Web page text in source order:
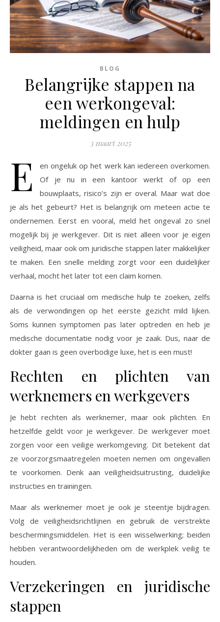
BLOG
Belangrijke stappen na
een werkongeval:
meldingen en hulp
3 maart 2025
E
en ongeluk op het werk kan iedereen overkomen.
Of je nu in een kantoor werkt of op een
bouwplaats, risico’s zijn er overal. Maar wat doe
je als het gebeurt? Het is belangrijk om meteen actie te
ondernemen. Eerst en vooral, meld het ongeval zo snel
mogelijk bij je werkgever. Dit is niet alleen voor je eigen
veiligheid, maar ook om juridische stappen later makkelijker
te maken. Een snelle melding zorgt voor een duidelijker
verhaal, mocht het later tot een claim komen.
Daarna is het cruciaal om medische hulp te zoeken, zelfs
als de verwondingen op het eerste gezicht mild lijken.
Soms kunnen symptomen pas later optreden en heb je
medische documentatie nodig voor je zaak. Dus, naar de
dokter gaan is geen overbodige luxe, het is een must!
Rechten en plichten van
werknemers en werkgevers
Je hebt rechten als werknemer, maar ook plichten. En
hetzelfde geldt voor je werkgever. De werkgever moet
zorgen voor een veilige werkomgeving. Dit betekent dat
ze voorzorgsmaatregelen moeten nemen om ongevallen
te voorkomen. Denk aan veiligheidsuitrusting, duidelijke
instructies en trainingen.
Maar als werknemer moet je ook je steentje bijdragen.
Volg de veiligheidsrichtlijnen en gebruik de verstrekte
beschermingsmiddelen. Het is een wisselwerking; beiden
hebben verantwoordelijkheden om de werkplek veilig te
houden.
Verzekeringen en juridische
stappen